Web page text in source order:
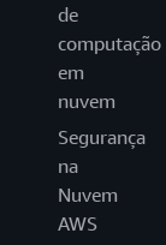
de
computação
em
nuvem
Segurança
na
Nuvem
AWS